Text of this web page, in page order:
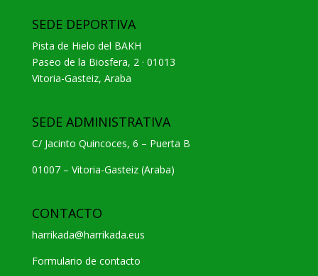
SEDE DEPORTIVA
Pista de Hielo del BAKH
Paseo de la Biosfera, 2 · 01013
Vitoria-Gasteiz, Araba
SEDE ADMINISTRATIVA
C/ Jacinto Quincoces, 6 – Puerta B
01007 – Vitoria-Gasteiz (Araba)
CONTACTO
harrikada@harrikada.eus
Formulario de contacto